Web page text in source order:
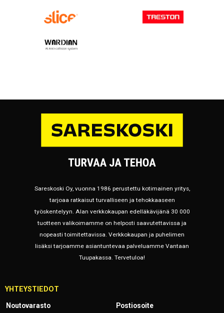
Sareskoski Oy, vuonna 1986 perustettu kotimainen yritys,
tarjoaa ratkaisut turvalliseen ja tehokkaaseen
työskentelyyn. Alan verkkokaupan edelläkävijänä 30 000
tuotteen valikoimamme on helposti saavutettavissa ja
nopeasti toimitettavissa. Verkkokaupan ja puhelimen
lisäksi tarjoamme asiantuntevaa palveluamme Vantaan
Tuupakassa. Tervetuloa!
YHTEYSTIEDOT
Noutovarasto Postiosoite